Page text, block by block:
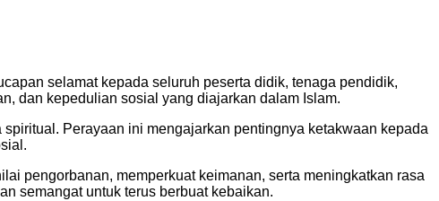
selamat kepada seluruh peserta didik, tenaga pendidik,
dan kepedulian sosial yang diajarkan dalam Islam.
Perayaan ini mengajarkan pentingnya ketakwaan kepada
pengorbanan, memperkuat keimanan, serta meningkatkan rasa
semangat untuk terus berbuat kebaikan.